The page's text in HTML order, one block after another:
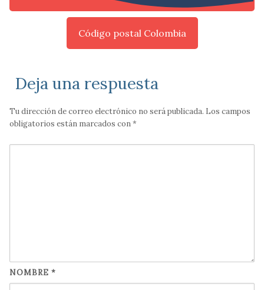
Código postal Colombia
Deja una respuesta
Tu dirección de correo electrónico no será publicada. Los campos
obligatorios están marcados con*
NOMBRE *